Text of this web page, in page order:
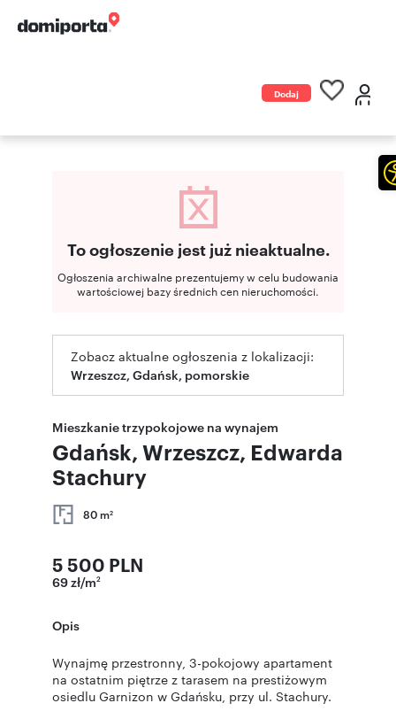
Dodaj
To ogłoszenie jest już nieaktualne.
Ogłoszenia archiwalne prezentujemy w celu budowania
wartościowej bazy średnich cen nieruchomości.
Zobacz aktualne ogłoszenia z lokalizacji:
Wrzeszcz, Gdańsk, pomorskie
Mieszkanie trzypokojowe na wynajem
Gdańsk, Wrzeszcz, Edwarda
Stachury
80 m2
5 500 PLN
69 zł/m2
Opis
Wynajmę przestronny, 3-pokojowy apartament
na ostatnim piętrze z tarasem na prestiżowym
osiedlu Garnizon w Gdańsku, przy ul. Stachury.